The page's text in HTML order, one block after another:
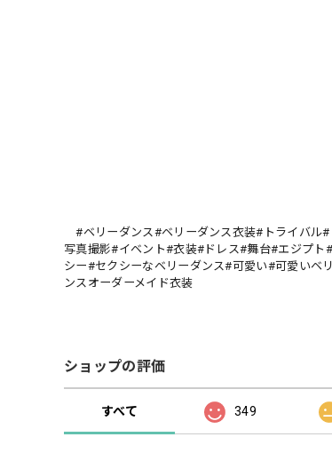
#ベリーダンス#ベリーダンス衣装#トライバル
写真撮影#イベント#衣装#ドレス#舞台#エジプ
シー#セクシーなベリーダンス#可愛い#可愛いベ
ンスオーダーメイド衣装
ショップの評価
すべて 349